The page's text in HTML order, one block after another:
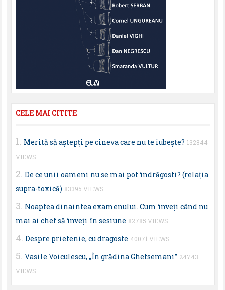
CELE MAI CITITE
Merită să aştepţi pe cineva care nu te iubeşte? 132844
VIEWS
De ce unii oameni nu se mai pot îndrăgosti? (relaţia
supra-toxică) 83395 VIEWS
Noaptea dinaintea examenului. Cum înveţi când nu
mai ai chef să înveţi în sesiune 82785 VIEWS
Despre prietenie, cu dragoste 40071 VIEWS
Vasile Voiculescu, „În grădina Ghetsemani” 24743
VIEWS